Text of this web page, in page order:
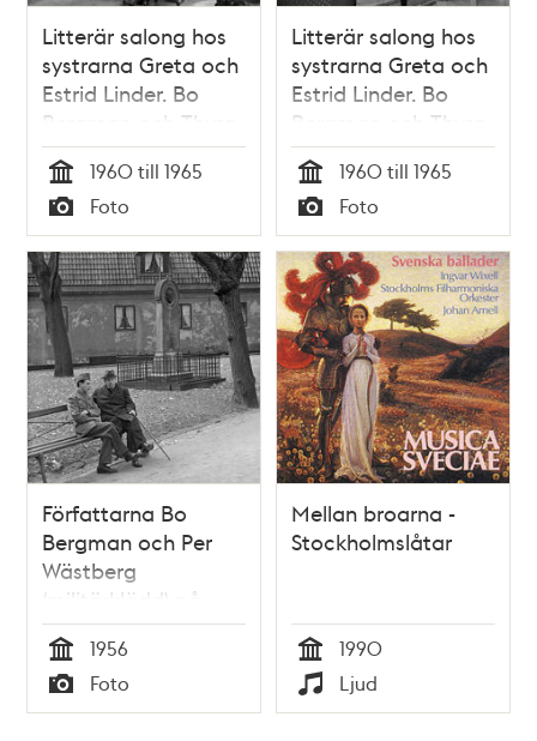
Litterär salong hos
systrarna Greta och
Estrid Linder. Bo
Bergman och Thyra
Klinkowström
samtalar
Tid
1960 till 1965
Typ
Foto
Litterär salong hos
systrarna Greta och
Estrid Linder. Bo
Bergman och Thyra
Klinkowström
samtalar
Tid
1960 till 1965
Typ
Foto
Författarna Bo
Bergman och Per
Wästberg
(militärklädd) på
Klara kyrkogård.
Gravstenen över
Anna-Maria
Lenngren i
Tid
1956
Typ
Foto
Mellan broarna -
Stockholmslåtar
Tid
1990
Typ
Ljud